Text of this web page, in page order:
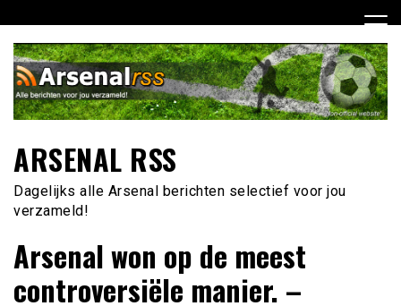
naar
inhoud
ARSENAL RSS
Dagelijks alle Arsenal berichten selectief voor jou
verzameld!
Arsenal won op de meest
controversiële manier. –